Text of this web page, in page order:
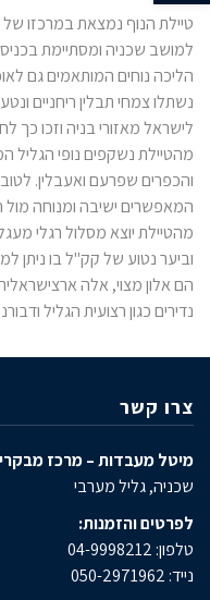
טיילת הנוף נמצאת במרכזו
למושב שכניה ומסתיימת
הליכה נוחים המותאמים גם
נשתלו צמחי תבלין ריחניים
לישראל מאזורי בניה וזכו כך
מהטיילת נשקפים נופי הגליל
והכפרים שפרעם ואעבלין.
המאפשרים ישיבה ומנוחה מול
מהטיילת יוצא מסלול רגלי
וביער נטוע של קק"ל בו ניתן
הם אלון מצוי, אלה
נדירים כגון רצועית הגליל
צרו קשר
מיטל מעבדות – מרכז
שכניה, גליל מערבי
לפרטים והזמנות:
טלפון: 04-9998212
נייד: 050-2971962